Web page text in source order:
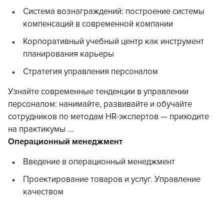
Система вознаграждений: построение системы
компенсаций в современной компании
Корпоративный учебный центр как инструмент
планирования карьеры
Стратегия управления персоналом
Узнайте современные тенденции в управлении
персоналом: нанимайте, развивайте и обучайте
сотрудников по методам HR-экспертов — приходите
на практикумы ...
Операционный менеджмент
Введение в операционный менеджмент
Проектирование товаров и услуг. Управление
качеством